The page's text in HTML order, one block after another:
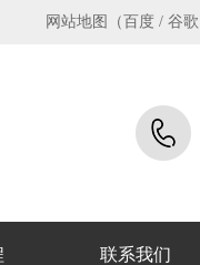
网站地图 （ 百度 / 谷歌
联系我们